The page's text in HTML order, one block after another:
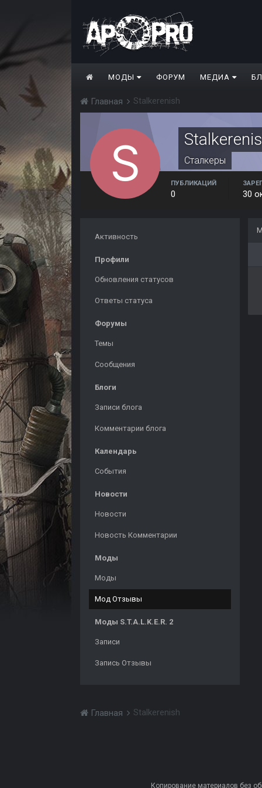
МОДЫ ФОРУМ МЕДИА
Главная Stalkerenish
Сталкеры
ПУБЛИКАЦИЙ
0 30
Активность
Профили
Обновления статусов
Ответы статуса
Форумы
Темы
Сообщения
Блоги
Записи блога
Комментарии блога
Календарь
События
Новости
Новости
Новость Комментарии
Моды
Моды
Мод Отзывы
Моды S.T.A.L.K.E.R. 2
Записи
Запись Отзывы
Главная Stalkerenish
Копирование материалов без